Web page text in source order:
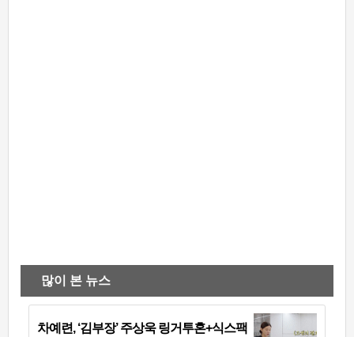
많이 본 뉴스
차예련, ‘김부장’ 주상욱 링거투혼+식스팩